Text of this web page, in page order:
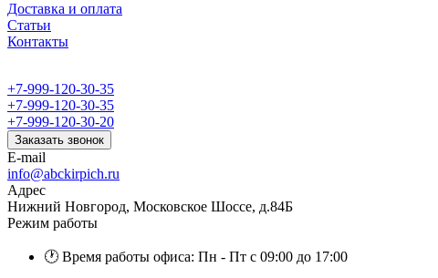
Доставка и оплата
Статьи
Контакты
+7-999-120-30-35
+7-999-120-30-35
+7-999-120-30-20
Заказать звонок
E-mail
info@abckirpich.ru
Адрес
Нижний Новгород, Московское Шоссе, д.84Б
Режим работы
🕐 Время работы офиса: Пн - Пт с 09:00 до 17:00